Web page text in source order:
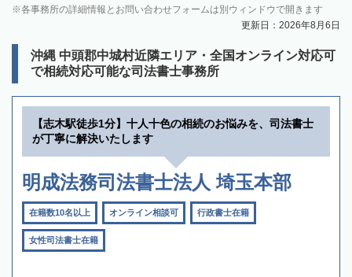
各事務所の詳細情報とお問い合わせフォームは別ウィンドウで開きます
更新日：2026年8月6日
沖縄 中頭郡中城村近隣エリア・全国オンライン対応可
で相続対応可能な司法書士事務所
【志木駅徒歩1分】十人十色の相続のお悩みを、司法書士
が丁寧に解決いたします
明成法務司法書士法人 埼玉本部
在籍数10名以上 オンライン相談可 行政書士在籍
女性司法書士在籍